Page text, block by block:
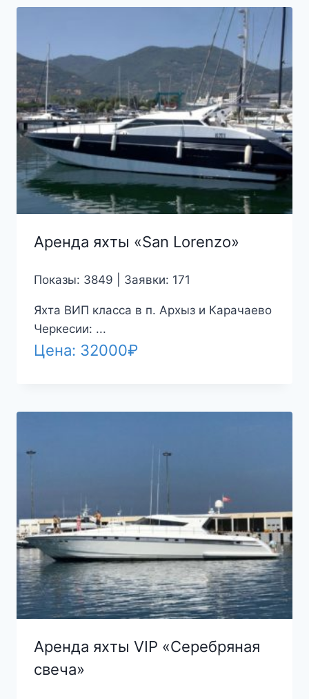
Аренда яхты «San Lorenzo»
Показы: 3849 | Заявки: 171
Яхта ВИП класса в п. Архыз и Карачаево
Черкесии: ...
Цена: 32000₽
Аренда яхты VIP «Серебряная
свеча»